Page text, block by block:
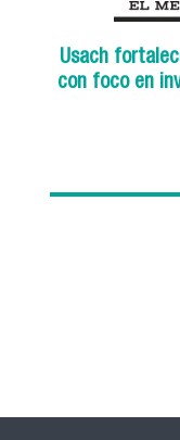
Usach
con foco en